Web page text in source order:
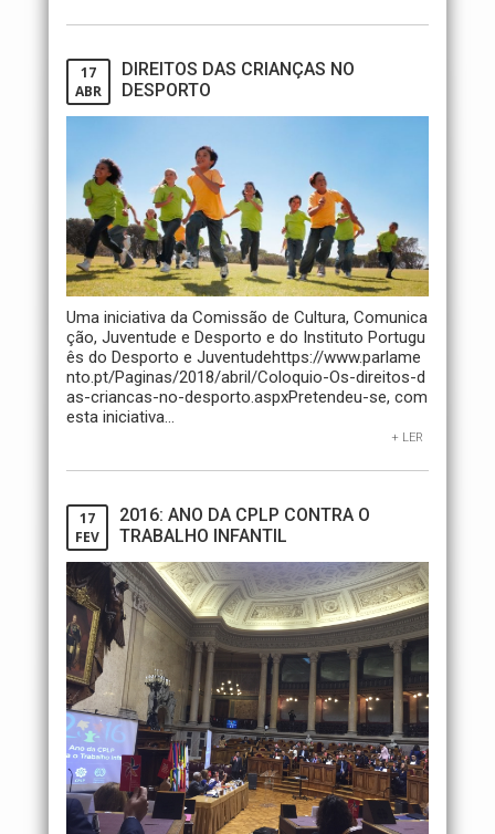
17
ABR
DIREITOS DAS CRIANÇAS NO
DESPORTO
Uma iniciativa da Comissão de Cultura, Comunica
ção, Juventude e Desporto e do Instituto Portugu
ês do Desporto e Juventudehttps://www.parlame
nto.pt/Paginas/2018/abril/Coloquio-Os-direitos-d
as-criancas-no-desporto.aspxPretendeu-se, com
esta iniciativa...
+ LER
17
FEV
2016: ANO DA CPLP CONTRA O
TRABALHO INFANTIL